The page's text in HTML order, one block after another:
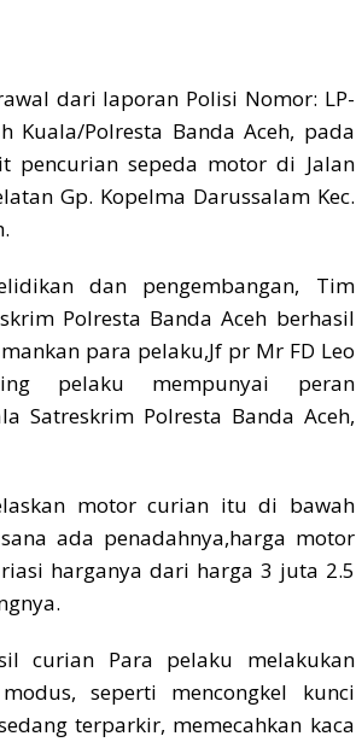
dari laporan Polisi Nomor: LP-
Kuala/Polresta Banda Aceh, pada
pencurian sepeda motor di Jalan
Gp. Kopelma Darussalam Kec.
dan pengembangan, Tim
Polresta Banda Aceh berhasil
para pelaku,Jf pr Mr FD Leo
pelaku mempunyai peran
Satreskrim Polresta Banda Aceh,
motor curian itu di bawah
ada penadahnya,harga motor
harganya dari harga 3 juta 2.5
curian Para pelaku melakukan
seperti mencongkel kunci
terparkir, memecahkan kaca